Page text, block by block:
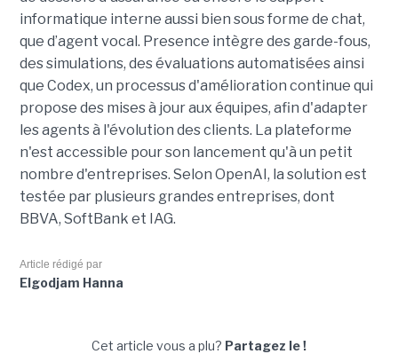
informatique interne aussi bien sous forme de chat,
que d’agent vocal. Presence intègre des garde-fous,
des simulations, des évaluations automatisées ainsi
que Codex, un processus d'amélioration continue qui
propose des mises à jour aux équipes, afin d'adapter
les agents à l'évolution des clients. La plateforme
n'est accessible pour son lancement qu'à un petit
nombre d'entreprises. Selon OpenAI, la solution est
testée par plusieurs grandes entreprises, dont
BBVA, SoftBank et IAG.
Article rédigé par
Elgodjam Hanna
Cet article vous a plu? Partagez le !